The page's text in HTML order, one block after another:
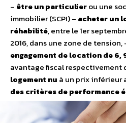
– être un particulierou une
immobilier (SCPI) – acheter un
réhabilité, entre le 1er
2016, dans une zone de tension,
engagement de location de 6,
avantage fiscal respectivement
logement nu à un prix inférieur
des critères de performance